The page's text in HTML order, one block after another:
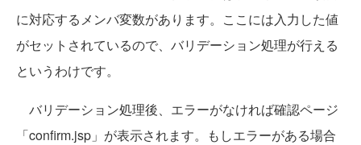
に対応するメンバ変数があります。ここには入力した値
がセットされているので、バリデーション処理が行える
というわけです。
バリデーション処理後、エラーがなければ確認ページ
「confirm.jsp」が表示されます。もしエラーがある場合